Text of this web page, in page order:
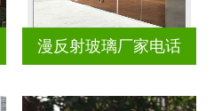
漫反射玻璃厂家电话